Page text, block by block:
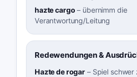
hazte cargo – übernimm die
Verantwortung/Leitung
Redewendungen &
Hazte de rogar – Spiel schwer